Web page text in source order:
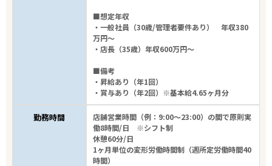
■想定年収
・一般社員（30歳/管理者要件あり） 年収380
万円～
・店長（35歳）年収600万円～
■備考
・昇給あり（年1回）
・賞与あり（年2回）※基本給4.65ヶ月分
勤務時間
店舗営業時間（例：9:00～23:00）の間で原則実
働8時間/日 ※シフト制
休憩60分/日
1ヶ月単位の変形労働時間制（週所定労働時間40
時間）